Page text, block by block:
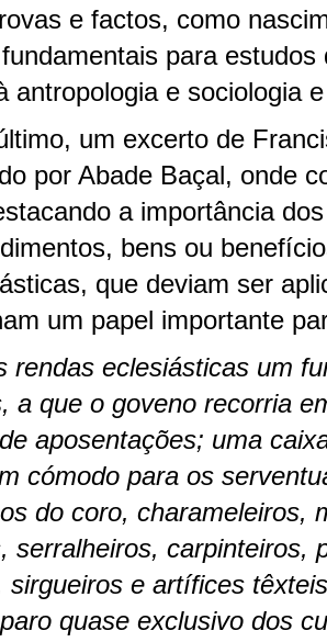
e factos, como
para
antropologia e sociologia
um excerto de
por Abade Baçal, onde
a importância
bens ou
que deviam ser
um papel importante
rendas eclesiásticas um
a que o goveno recorria
aposentações; uma
cómodo para os
do coro, charameleiros,
serralheiros, carpinteiros,
sirgueiros e artífices
quase exclusivo dos